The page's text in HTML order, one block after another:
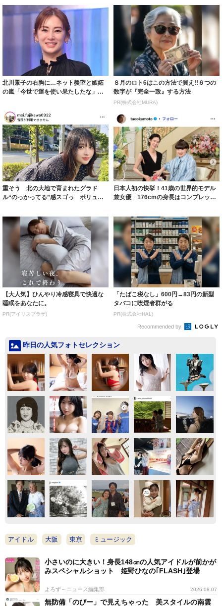
北川景子の右胸に…ネット羨望と嫉妬
の嵐「今世で運を使い果たしたな」
８月のロト6はこの方法で買え!!６つの
数字が『完全一致』する方法
PR(株式会社MURA)
重そう 北の大地で育まれたグラド
ル“のっかってる”感スゴっ ボリュー
日本人初の快挙！41歳の世界的モデル
兼女優 176cmの身長はコンプレック
【大人気】ひんやり冷感寝具で快適な
睡眠をあなたに。
PR(アイリスプラザ)
「たばこ税なし」600円→83円の新型
タバコに喫煙者群がる
PR(株式会社HAL)
Recommended by
昨日の人気フォトセレクション
アイドル 大阪 東京 ミュージック
小さいのに大きい！身長148㎝の人気アイドルが前かが
みスペシャルショット 姫野ひなの｢FLASH｣登場
よろず～ニュース編集部 2026.08.07
無防備「のびー」で見えちゃった 美スタイルの南雲